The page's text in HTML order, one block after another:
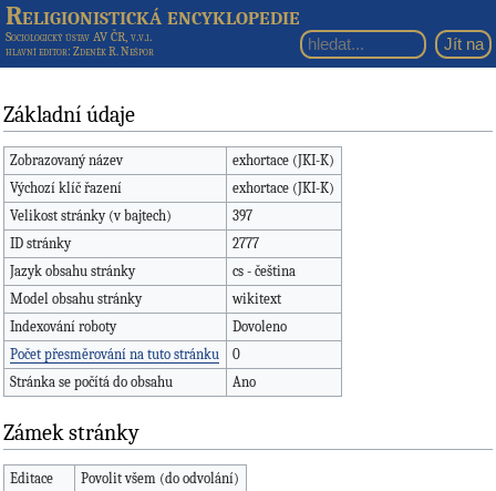
Religionistická encyklopedie
Sociologický ústav AV ČR, v.v.i.
hlavní editor: Zdeněk R. Nešpor
Základní údaje
Zobrazovaný název
exhortace (JKI-K)
Výchozí klíč řazení
exhortace (JKI-K)
Velikost stránky (v bajtech)
397
ID stránky
2777
Jazyk obsahu stránky
cs - čeština
Model obsahu stránky
wikitext
Indexování roboty
Dovoleno
Počet přesměrování na tuto stránku
0
Stránka se počítá do obsahu
Ano
Zámek stránky
Editace
Povolit všem (do odvolání)